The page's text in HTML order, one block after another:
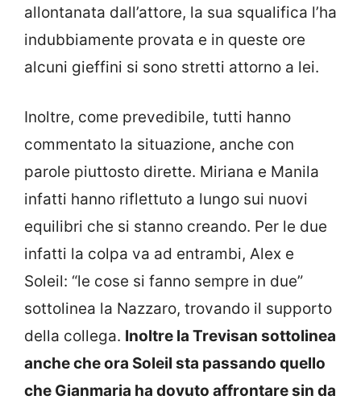
allontanata dall’attore, la sua squalifica l’ha
indubbiamente provata e in queste ore
alcuni gieffini si sono stretti attorno a lei.
Inoltre, come prevedibile, tutti hanno
commentato la situazione, anche con
parole piuttosto dirette. Miriana e Manila
infatti hanno riflettuto a lungo sui nuovi
equilibri che si stanno creando. Per le due
infatti la colpa va ad entrambi, Alex e
Soleil: “le cose si fanno sempre in due”
sottolinea la Nazzaro, trovando il supporto
della collega. Inoltre la Trevisan sottolinea
anche che ora Soleil sta passando quello
che Gianmaria ha dovuto affrontare sin da